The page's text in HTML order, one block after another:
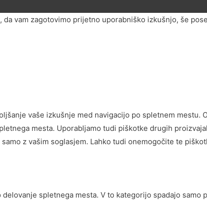
vam zagotovimo prijetno uporabniško izkušnjo, še
vaše izkušnje med navigacijo po spletnem
mesta. Uporabljamo tudi piškotke drugih
z vašim soglasjem. Lahko tudi onemogočite te
spletnega mesta. V to kategorijo spadajo